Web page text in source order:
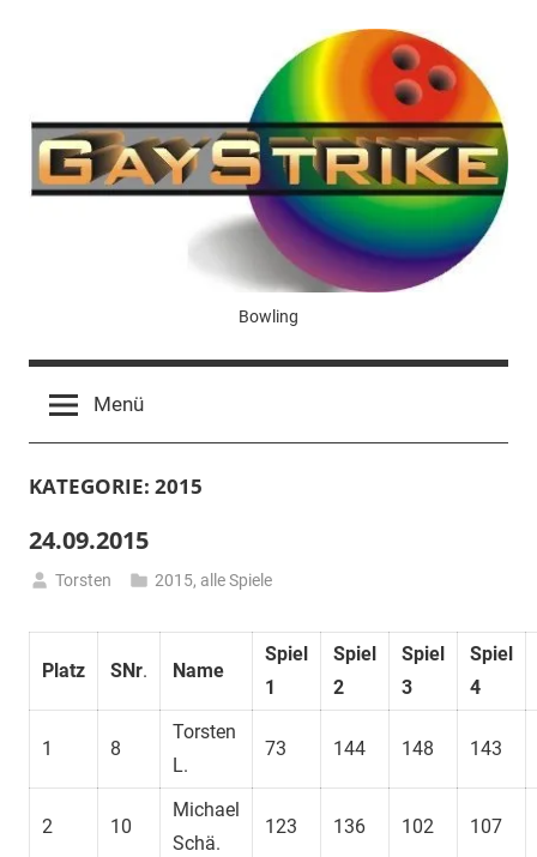
Bowling
Menü
KATEGORIE: 2015
24.09.2015
September
2015
Torsten 2015, alle Spiele
Platz SNr. Name
Spiel
1
Spiel
2
Spiel
3
Spiel
4
1 8
Torsten
L.
73 144 148 143
2 10
Michael
Schä.
123 136 102 107